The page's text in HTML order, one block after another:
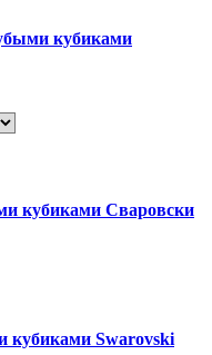
кубиками
кубиками Сваровски
кубиками Swarovski